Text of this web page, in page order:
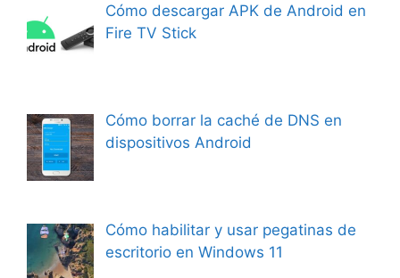
Cómo descargar APK de Android en
Fire TV Stick
Cómo borrar la caché de DNS en
dispositivos Android
Cómo habilitar y usar pegatinas de
escritorio en Windows 11